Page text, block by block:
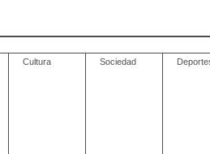
Cultura Sociedad